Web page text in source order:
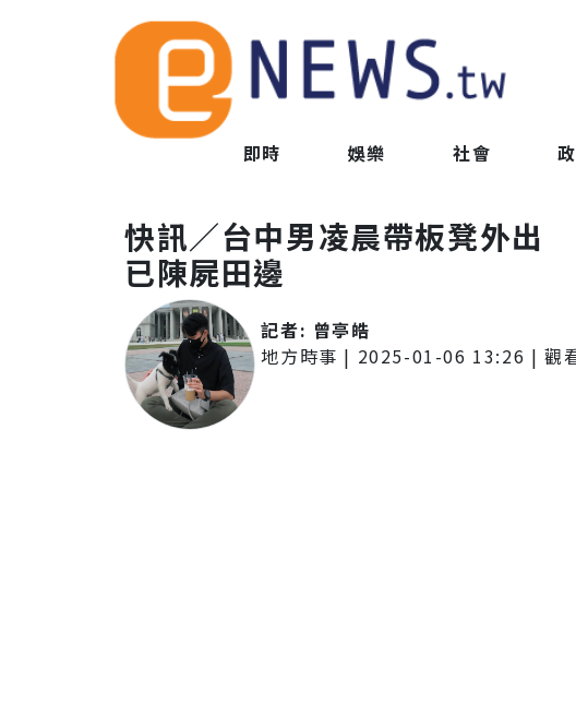
即時 娛樂 社會
快訊／台中男凌晨帶板凳外出
已陳屍田邊
記者: 曾亭皓
地方時事 | 2025-01-06 13:26 | 觀